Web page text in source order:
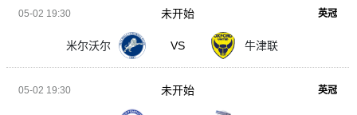
05-02 19:30 英冠
米尔沃尔 VS 牛津联
未开始
05-02 19:30 英冠
未开始